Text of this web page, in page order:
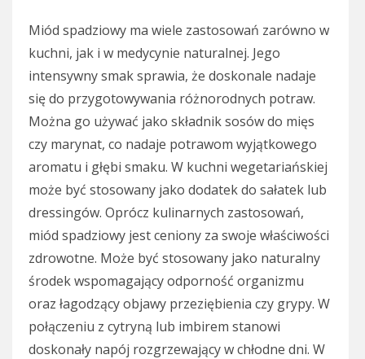
Miód spadziowy ma wiele zastosowań zarówno w
kuchni, jak i w medycynie naturalnej. Jego
intensywny smak sprawia, że doskonale nadaje
się do przygotowywania różnorodnych potraw.
Można go używać jako składnik sosów do mięs
czy marynat, co nadaje potrawom wyjątkowego
aromatu i głębi smaku. W kuchni wegetariańskiej
może być stosowany jako dodatek do sałatek lub
dressingów. Oprócz kulinarnych zastosowań,
miód spadziowy jest ceniony za swoje właściwości
zdrowotne. Może być stosowany jako naturalny
środek wspomagający odporność organizmu
oraz łagodzący objawy przeziębienia czy grypy. W
połączeniu z cytryną lub imbirem stanowi
doskonały napój rozgrzewający w chłodne dni. W